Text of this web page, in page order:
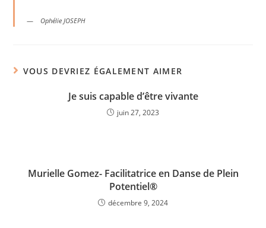
Ophélie JOSEPH
VOUS DEVRIEZ ÉGALEMENT AIMER
Je suis capable d’être vivante
juin 27, 2023
Murielle Gomez- Facilitatrice en Danse de Plein
Potentiel®
décembre 9, 2024